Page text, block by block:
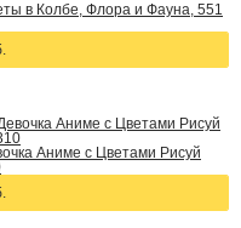
в Колбе, Флора и Фауна, 551
Аниме с Цветами Рисуй